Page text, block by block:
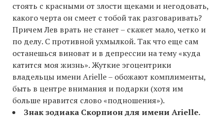
стоять с красными от злости щеками и негодовать,
какого черта он смеет с тобой так разговаривать?
Причем Лев врать не станет – скажет мало, четко и
по делу. С противной ухмылкой. Так что еще сам
останешься виноват и в депрессии на тему «куда
катится моя жизнь». Жуткие эгоцентрики
владельцы имени Arielle – обожают комплименты,
быть в центре внимания и подарки (хотя им
больше нравится слово «подношения»).
Знак зодиака Скорпион для имени Arielle.